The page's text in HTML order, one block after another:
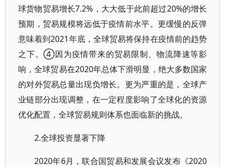
球货物贸易增长7.2%，大大低于此前超过20%的增长
预期，贸易规模将远低于疫情前水平。更缓慢的反弹
意味着到2021年底，全球贸易将保持在疫情前的趋势
之下。④因为疫情带来的贸易限制、物流降速等影
响，全球贸易在2020年总体下滑明显，绝大多数国家
的对外贸易总量出现负增长。更为严重的是，全球产
业链部分出现调整，在一定程度影响了全球化的资源
优化配置，全球贸易规则体系也面临新的挑战。
2.全球投资显著下降
2020年6月，联合国贸易和发展会议发布《2020